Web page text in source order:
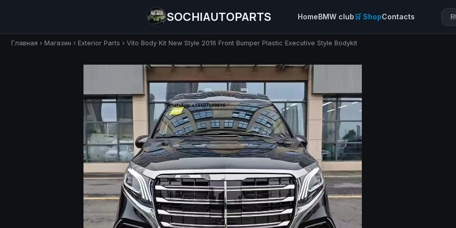
SOCHIAUTOPARTS HomeBMW club🛒 ShopContacts
Главная › Магазин › Exterior Parts › Vito Body Kit New Style 2016 Front Bumper Plastic Executive Style Bodykit